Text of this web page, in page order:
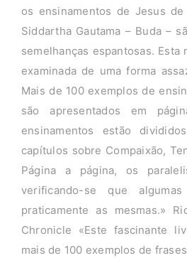
os ensinamentos de Jesus
Siddartha Gautama – Buda –
semelhanças espantosas. Esta
examinada de uma forma
Mais de 100 exemplos de
são apresentados em
ensinamentos estão
capítulos sobre Compaixão,
Página a página, os
verificando-se que
praticamente as mesmas.»
Chronicle «Este fascinante
mais de 100 exemplos de